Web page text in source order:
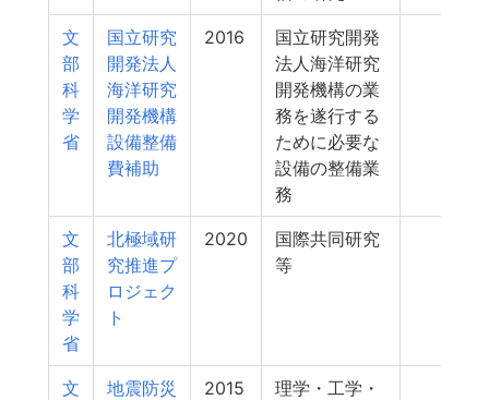
文
部
科
学
省
国立研究
開発法人
海洋研究
開発機構
設備整備
費補助
2016
国立研究開発
法人海洋研究
開発機構の業
務を遂行する
ために必要な
設備の整備業
務
文
部
科
学
省
北極域研
究推進プ
ロジェク
ト
2020
国際共同研究
等
文
地震防災
2015
理学・工学・